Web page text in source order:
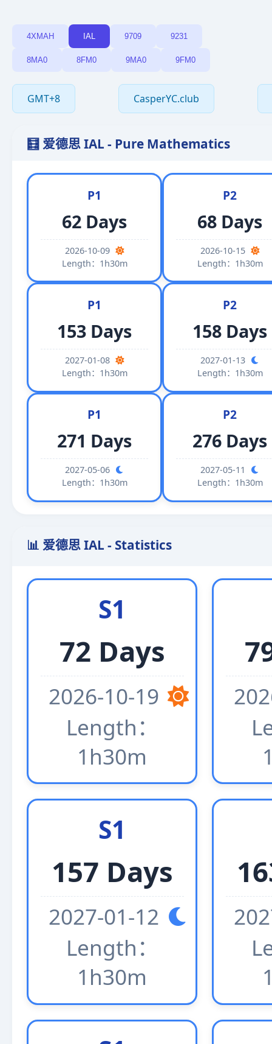
4XMAH IAL 9709 9231
8MA0 8FM0 9MA0 9FM0
GMT+8 CasperYC.club
🧮 爱德思 IAL - Pure Mathematics
P1
62 Days
2026-10-09
Length：1h30m
P2
68 Days
2026-10-15
Length：1h30m
P1
153 Days
2027-01-08
Length：1h30m
P2
158 Days
2027-01-13
Length：1h30m
P1
271 Days
2027-05-06
Length：1h30m
P2
276 Days
2027-05-11
Length：1h30m
📊 爱德思 IAL - Statistics
S1
72 Days
2026-10-19
Length：
1h30m
S1
157 Days
2027-01-12
Length：
1h30m